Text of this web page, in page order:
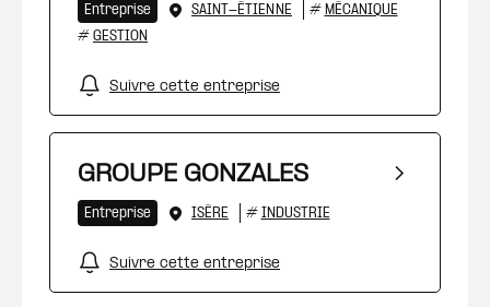
Entreprise SAINT-ÉTIENNE # MÉCANIQUE
# GESTION
Suivre cette entreprise
GROUPE GONZALES
Entreprise ISÈRE # INDUSTRIE
Suivre cette entreprise